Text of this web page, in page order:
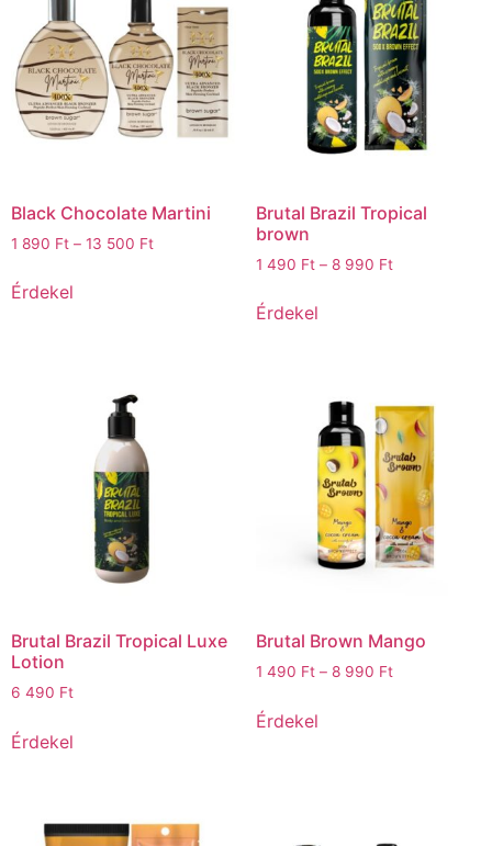
Black Chocolate Martini
1 890 Ft – 13 500 Ft
Érdekel
Brutal Brazil Tropical
brown
1 490 Ft – 8 990 Ft
Érdekel
Brutal Brazil Tropical Luxe
Lotion
6 490 Ft
Érdekel
Brutal Brown Mango
1 490 Ft – 8 990 Ft
Érdekel